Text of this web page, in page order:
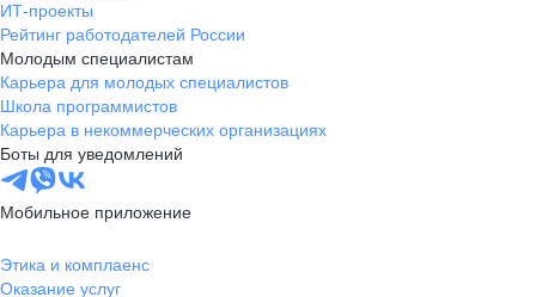
ИТ-проекты
Рейтинг работодателей России
Молодым специалистам
Карьера для молодых специалистов
Школа программистов
Карьера в некоммерческих организациях
Боты для уведомлений
Мобильное приложение
Этика и комплаенс
Оказание услуг